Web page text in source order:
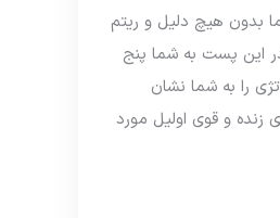
هیچ دلیل و ریتم
این پست به شما پنج
را به شما نشان
زنده و قوی اولیل مورد